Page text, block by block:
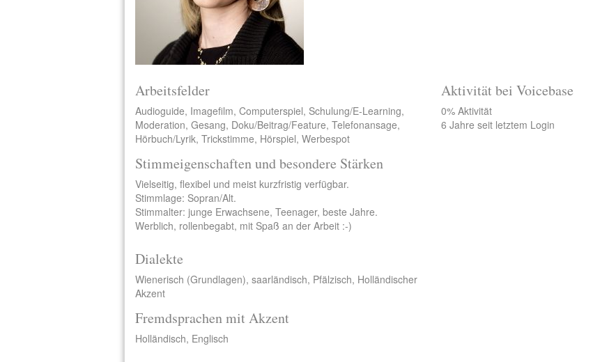
Arbeitsfelder
Audioguide, Imagefilm, Computerspiel, Schulung/E-Learning,
Moderation, Gesang, Doku/Beitrag/Feature, Telefonansage,
Hörbuch/Lyrik, Trickstimme, Hörspiel, Werbespot
Stimmeigenschaften und besondere Stärken
Vielseitig, flexibel und meist kurzfristig verfügbar.
Stimmlage: Sopran/Alt.
Stimmalter: junge Erwachsene, Teenager, beste Jahre.
Werblich, rollenbegabt, mit Spaß an der Arbeit :-)
Dialekte
Wienerisch (Grundlagen), saarländisch, Pfälzisch, Holländischer
Akzent
Fremdsprachen mit Akzent
Holländisch, Englisch
Aktivität bei Voicebase
0% Aktivität
6 Jahre seit letztem Login